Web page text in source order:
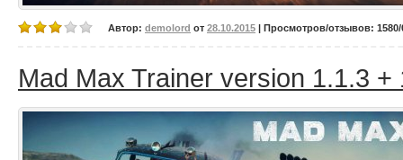
Автор: demolord от 28.10.2015 | Просмотров/отзывов: 1580/
Mad Max Trainer version 1.1.3 +